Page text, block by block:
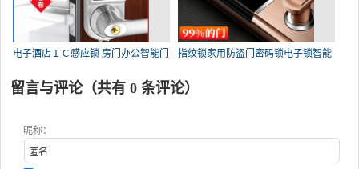
电子酒店ＩＣ感应锁 房门办公智能门
指纹锁家用防盗门密码锁电子锁智能
留言与评论（共有 0 条评论）
昵称：